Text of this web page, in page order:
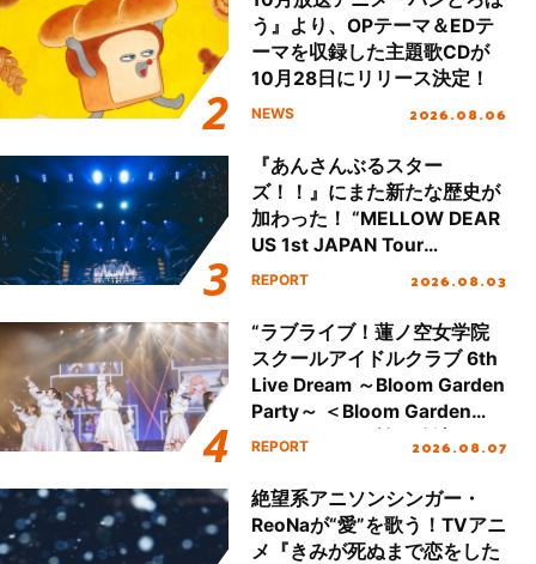
う』より、OPテーマ＆EDテ
ーマを収録した主題歌CDが
10月28日にリリース決定！
NEWS 2026.08.06
『あんさんぶるスター
ズ！！』にまた新たな歴史が
加わった！ “MELLOW DEAR
US 1st JAPAN Tour
Final「NICE to meet YOU
ート!!
REPORT 2026.08.03
“ラブライブ！蓮ノ空女学院
スクールアイドルクラブ 6th
Live Dream ～Bloom Garden
Party～ ＜Bloom Garden
Party Stage／埼玉公演＞”
REPORT 2026.08.07
絶望系アニソンシンガー・
ReoNaが“愛”を歌う！TVアニ
メ『きみが死ぬまで恋をした